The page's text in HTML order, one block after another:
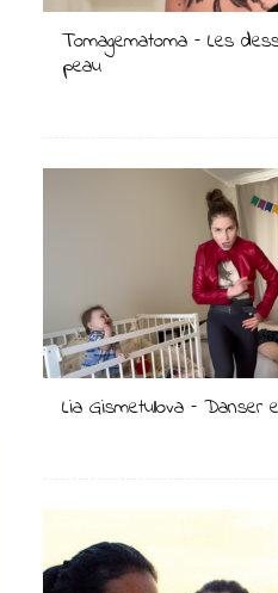
Tomagematoma – Les
peau
Lia Gismetullova – Danser